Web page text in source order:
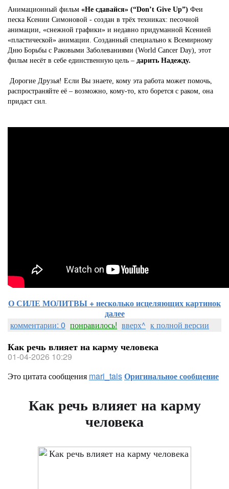
Анимационный фильм «Не сдавайся» (“Don’t Give Up”) Феи
песка Ксении Симоновой - создан в трёх техниках: песочной
анимации, «снежной графики» и недавно придуманной Ксенией
«пластической» анимации. Созданный специально к Всемирному
Дню Борьбы с Раковыми Заболеваниями (World Cancer Day), этот
фильм несёт в себе единственную цель – дарить Надежду.
Дорогие Друзья! Если Вы знаете, кому эта работа может помочь,
распространяйте её – возможно, кому-то, кто борется с раком, она
придаст сил.
О СИЛЕ МОЛИТВЫ + несколько исцеляющих картинок
далее
комментарии: 0 понравилось! вверх^ к полной версии
Как речь влияет на карму человека
01-04-2026 10:29
Это цитата сообщения mari_taisОригинальное сообщение
Как речь влияет на карму
человека